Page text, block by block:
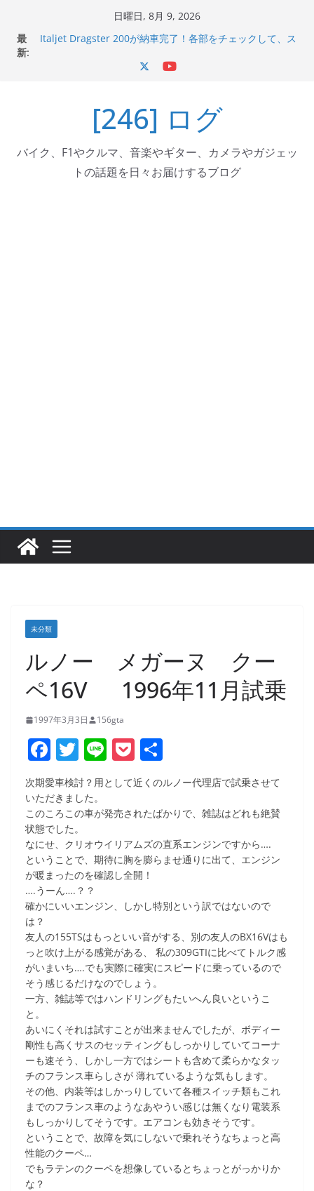
日曜日, 8月 9, 2026
最
新:
Italjet Dragster 200が納車完了！各部をチェックして、ス
器エフェクターが返礼品でもらえる！
Italjet Dragster 200のフロントISSサスの動きが判ったら
コーナリングが楽しくなった
[246] ログ
バイク、F1やクルマ、音楽やギター、カメラやガジェッ
トの話題を日々お届けするブログ
未分類
ルノー メガーヌ クー
ペ16V 1996年11月試乗
1997年3月3日 156gta
F
a
c
e
b
o
o
k
T
w
itt
er
Li
n
e
P
o
ck
et
有
次期愛車検討？用として近くのルノー代理店で試乗させて
いただきました。
このころこの車が発売されたばかりで、雑誌はどれも絶賛
状態でした。
なにせ、クリオウイリアムズの直系エンジンですから….
ということで、期待に胸を膨らませ通りに出て、エンジン
が暖まったのを確認し全開！
….うーん….？？
確かにいいエンジン、しかし特別という訳ではないので
は？
友人の155TSはもっといい音がする、別の友人のBX16Vはも
っと吹け上がる感覚がある、 私の309GTIに比べてトルク感
がいまいち….でも実際に確実にスピードに乗っているので
そう感じるだけなのでしょう。
一方、雑誌等ではハンドリングもたいへん良いというこ
と。
あいにくそれは試すことが出来ませんでしたが、ボディー
剛性も高くサスのセッティングもしっかりしていてコーナ
ーも速そう、しかし一方ではシートも含めて柔らかなタッ
チのフランス車らしさが 薄れているような気もします。
その他、内装等はしかっりしていて各種スイッチ類もこれ
までのフランス車のようなあやうい感じは無くなり電装系
もしっかりしてそうです。エアコンも効きそうです。
ということで、故障を気にしないで乗れそうなちょっと高
性能のクーペ…
でもラテンのクーペを想像しているとちょっとがっかりか
な？